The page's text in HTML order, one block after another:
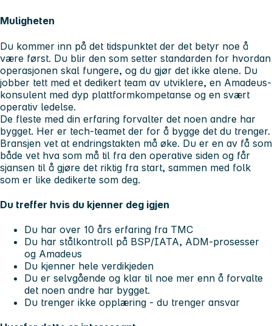
Muligheten
Du kommer inn på det tidspunktet der det betyr noe å
være først. Du blir den som setter standarden for hvordan
operasjonen skal fungere, og du gjør det ikke alene. Du
jobber tett med et dedikert team av utviklere, en Amadeus-
konsulent med dyp plattformkompetanse og en svært
operativ ledelse.
De fleste med din erfaring forvalter det noen andre har
bygget. Her er tech-teamet der for å bygge det du trenger.
Bransjen vet at endringstakten må øke. Du er en av få som
både vet hva som må til fra den operative siden og får
sjansen til å gjøre det riktig fra start, sammen med folk
som er like dedikerte som deg.
Du treffer hvis du kjenner deg igjen
Du har over 10 års erfaring fra TMC
Du har stålkontroll på BSP/IATA, ADM-prosesser
og Amadeus
Du kjenner hele verdikjeden
Du er selvgående og klar til noe mer enn å forvalte
det noen andre har bygget.
Du trenger ikke opplæring - du trenger ansvar